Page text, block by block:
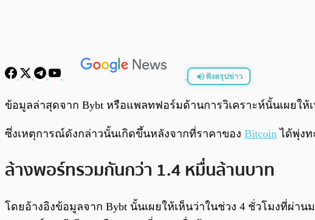
ฟังสรุปข่าว
พร้อมเล่น
ข้อมูลล่าสุดจาก Bybt หรือแพลทฟอร์มด้านการวิเคราะห์นั้นเผยใ
ซึ่งเหตุการณ์ดังกล่าวนั้นเกิดขึ้นหลังจากที่ราคาของ Bitcoin ได้พุ่งท
ล้างพอร์ทรวมกันกว่า 1.4 หมื่นล้านบาท
โดยอ้างอิงข้อมูลจาก Bybt นั้นเผยให้เห็นว่าในช่วง 4 ชั่วโมงที่ผ่า